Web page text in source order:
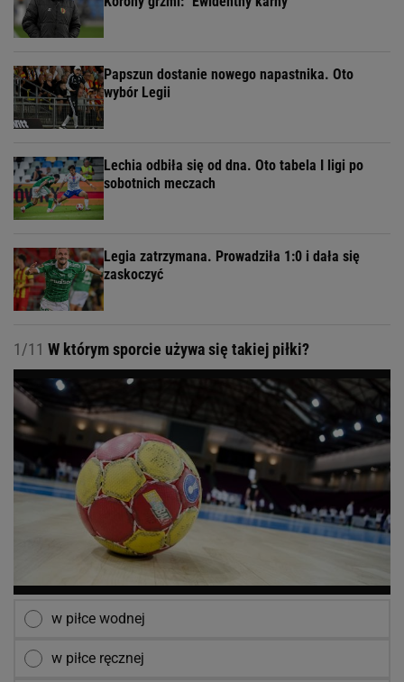
Papszun dostanie nowego napastnika. Oto
wybór Legii
Lechia odbiła się od dna. Oto tabela I ligi po
sobotnich meczach
Legia zatrzymana. Prowadziła 1:0 i dała się
zaskoczyć
1/11 W którym sporcie używa się takiej piłki?
w piłce wodnej
w piłce ręcznej